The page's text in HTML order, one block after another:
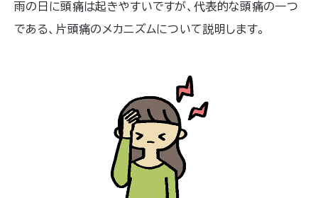
雨の日に頭痛は起きやすいですが、代表的な頭痛の一つ
である、片頭痛のメカニズムについて説明します。